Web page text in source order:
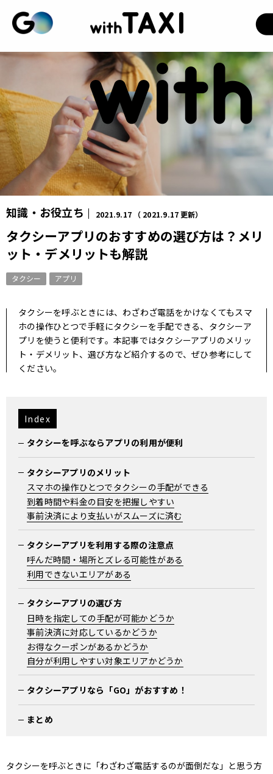
知識・お役立ち 2021.9.17 （ 2021.9.17更新）
タクシーアプリのおすすめの選び方は？メリ
ット・デメリットも解説
タクシー アプリ
タクシーを呼ぶときには、わざわざ電話をかけなくてもスマ
ホの操作ひとつで手軽にタクシーを手配できる、タクシーア
プリを使うと便利です。本記事ではタクシーアプリのメリッ
ト・デメリット、選び方など紹介するので、ぜひ参考にして
ください。
Index
タクシーを呼ぶならアプリの利用が便利
タクシーアプリのメリット
スマホの操作ひとつでタクシーの手配ができる
到着時間や料金の目安を把握しやすい
事前決済により支払いがスムーズに済む
タクシーアプリを利用する際の注意点
呼んだ時間・場所とズレる可能性がある
利用できないエリアがある
タクシーアプリの選び方
日時を指定しての手配が可能かどうか
事前決済に対応しているかどうか
お得なクーポンがあるかどうか
自分が利用しやすい対象エリアかどうか
タクシーアプリなら「GO」がおすすめ！
まとめ
タクシーを呼ぶときに「わざわざ電話するのが面倒だな」と思う方